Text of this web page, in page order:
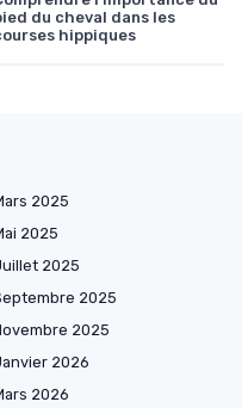
du cheval dans les
hippiques
2025
2025
2025
2025
2025
2026
2026